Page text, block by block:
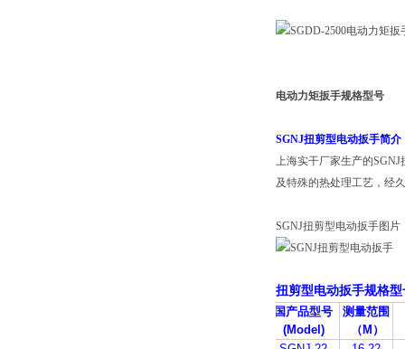
电动力矩扳手规格型号
SGNJ扭剪型电动扳手简介
上海实干厂家生产的
及特殊的热处理工艺，经
SGNJ扭剪型电动扳手图片
扭剪型电动扳手规格型
国产品型号
(Model)
测量范围
（ M ）